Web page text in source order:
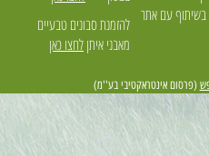
בשיתוף עם אתר להזמנת סבונים טבעיים
מאבני איתןלחצו כאן
(פרסום אינטראקטיבי בע''מ)